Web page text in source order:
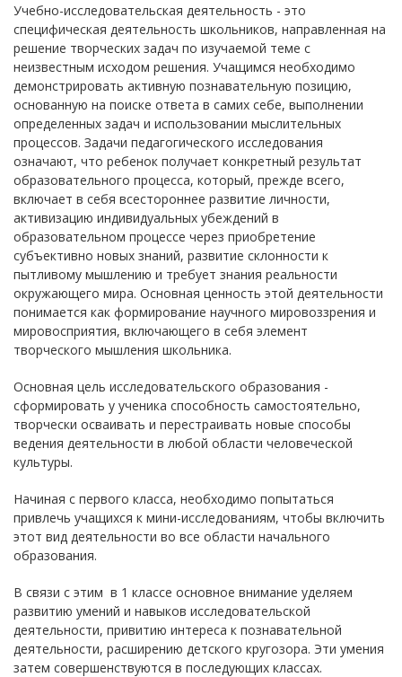
Учебно-исследовательская деятельность - это
специфическая деятельность школьников, направленная на
решение творческих задач по изучаемой теме с
неизвестным исходом решения. Учащимся необходимо
демонстрировать активную познавательную позицию,
основанную на поиске ответа в самих себе, выполнении
определенных задач и использовании мыслительных
процессов. Задачи педагогического исследования
означают, что ребенок получает конкретный результат
образовательного процесса, который, прежде всего,
включает в себя всестороннее развитие личности,
активизацию индивидуальных убеждений в
образовательном процессе через приобретение
субъективно новых знаний, развитие склонности к
пытливому мышлению и требует знания реальности
окружающего мира. Основная ценность этой деятельности
понимается как формирование научного мировоззрения и
мировосприятия, включающего в себя элемент
творческого мышления школьника.
Основная цель исследовательского образования -
сформировать у ученика способность самостоятельно,
творчески осваивать и перестраивать новые способы
ведения деятельности в любой области человеческой
культуры.
Начиная с первого класса, необходимо попытаться
привлечь учащихся к мини-исследованиям, чтобы включить
этот вид деятельности во все области начального
образования.
В связи с этим в 1 классе основное внимание уделяем
развитию умений и навыков исследовательской
деятельности, привитию интереса к познавательной
деятельности, расширению детского кругозора. Эти умения
затем совершенствуются в последующих классах.